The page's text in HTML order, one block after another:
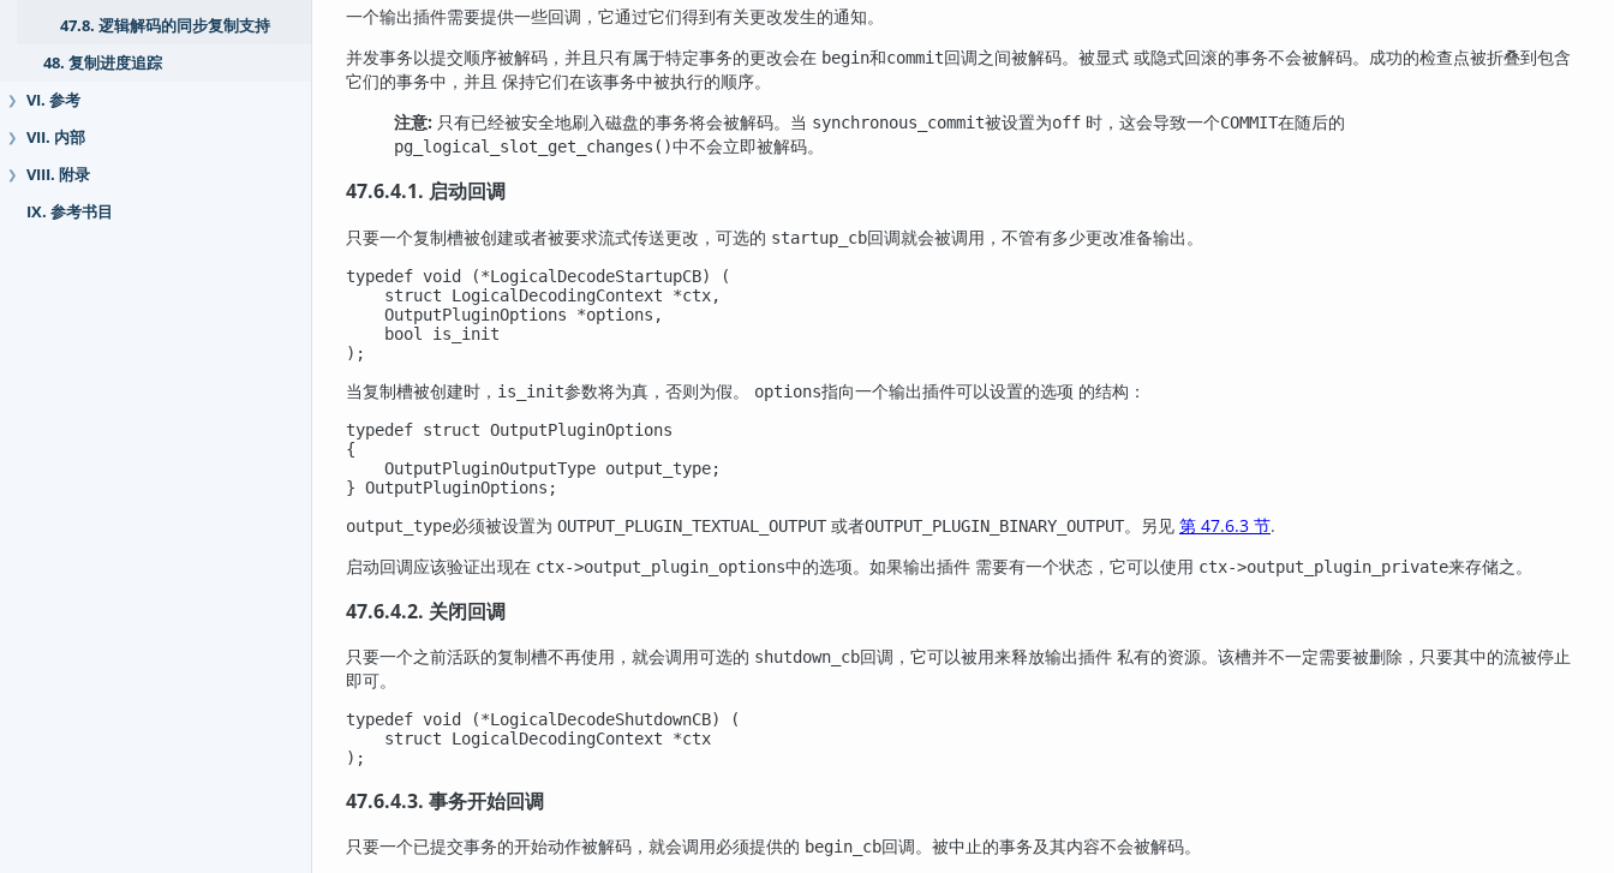
47.8. 逻辑解码的同步复制支持
48. 复制进度追踪
❯ VI. 参考
❯ VII. 内部
❯
VIII. 附录
IX. 参考书目
一个输出插件需要提供一些回调，它通过它们得到有关更改发生的通知。
并发事务以提交顺序被解码，并且只有属于特定事务的更改会在 begin和commit回调之间被解码。被显式 或隐式回滚的事务不会被解码。成功的检查点被折叠到包含
它们的事务中，并且 保持它们在该事务中被执行的顺序。
注意: 只有已经被安全地刷入磁盘的事务将会被解码。当 synchronous_commit被设置为off 时，这会导致一个COMMIT在随后的
pg_logical_slot_get_changes()中不会立即被解码。
47.6.4.1. 启动回调
只要一个复制槽被创建或者被要求流式传送更改，可选的 startup_cb回调就会被调用，不管有多少更改准备输出。
typedef void (*LogicalDecodeStartupCB) (
    struct LogicalDecodingContext *ctx,
    OutputPluginOptions *options,
    bool is_init
);
当复制槽被创建时， is_init参数将为真，否则为假。 options指向一个输出插件可以设置的选项 的结构：
typedef struct OutputPluginOptions
{
    OutputPluginOutputType output_type;
} OutputPluginOptions;
output_type必须被设置为 OUTPUT_PLUGIN_TEXTUAL_OUTPUT 或者OUTPUT_PLUGIN_BINARY_OUTPUT。另见 第 47.6.3 节.
启动回调应该验证出现在 ctx->output_plugin_options中的选项。如果输出插件 需要有一个状态，它可以使用 ctx->output_plugin_private来存储之。
47.6.4.2. 关闭回调
只要一个之前活跃的复制槽不再使用，就会调用可选的 shutdown_cb回调，它可以被用来释放输出插件 私有的资源。该槽并不一定需要被删除，只要其中的流被停止
即可。
typedef void (*LogicalDecodeShutdownCB) (
    struct LogicalDecodingContext *ctx
);
47.6.4.3. 事务开始回调
只要一个已提交事务的开始动作被解码，就会调用必须提供的 begin_cb回调。被中止的事务及其内容不会被解码。